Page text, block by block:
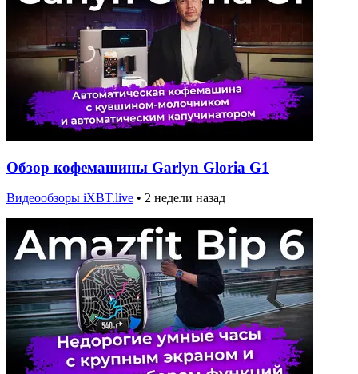
Обзор кофемашины Garlyn Gloria G1
Видеообзоры iXBT.live • 2 недели назад